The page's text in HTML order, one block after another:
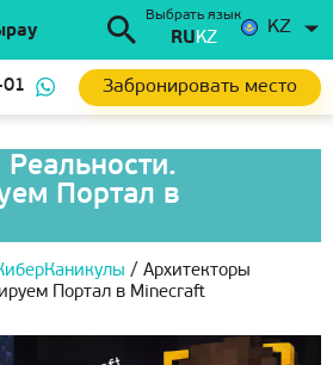
Выбрать язык
RUKZ
KZ
Забронировать место
Портал в
/ Архитекторы
Портал в Minecraft